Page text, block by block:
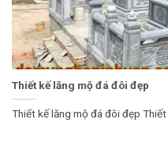
Thiết kế lăng mộ đá đôi đẹp
Thiết kế lăng mộ đá đôi đẹp